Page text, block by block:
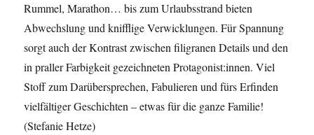
Rummel, Marathon… bis zum Urlaubsstrand bieten
Abwechslung und knifflige Verwicklungen. Für Spannung
sorgt auch der Kontrast zwischen filigranen Details und den
in praller Farbigkeit gezeichneten Protagonist:innen. Viel
Stoff zum Darübersprechen, Fabulieren und fürs Erfinden
vielfältiger Geschichten – etwas für die ganze Familie!
(Stefanie Hetze)